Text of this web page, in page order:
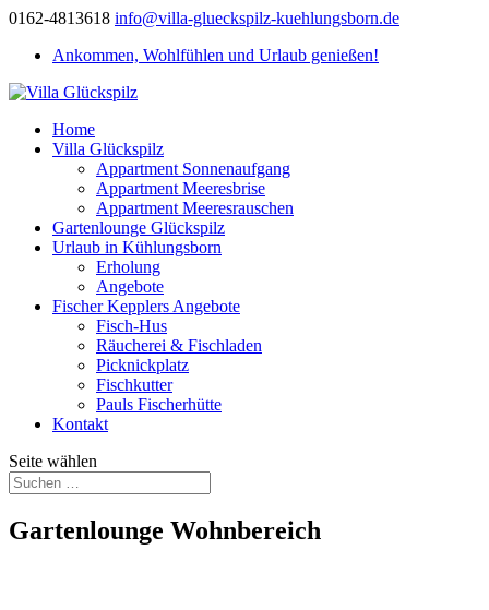
0162-4813618 info@villa-glueckspilz-kuehlungsborn.de
Ankommen, Wohlfühlen und Urlaub genießen!
Home
Villa Glückspilz
Appartment Sonnenaufgang
Appartment Meeresbrise
Appartment Meeresrauschen
Gartenlounge Glückspilz
Urlaub in Kühlungsborn
Erholung
Angebote
Fischer Kepplers Angebote
Fisch-Hus
Räucherei & Fischladen
Picknickplatz
Fischkutter
Pauls Fischerhütte
Kontakt
Seite wählen
Gartenlounge Wohnbereich